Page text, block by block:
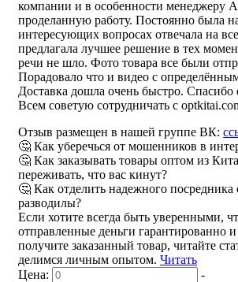
компании и в особенности менеджеру
проделанную работу. Постоянно была
интересующих вопросах отвечала на
предлагала лучшее решение в тех
речи не шло. Фото товара все были
Порадовало что и видео с
Доставка дошла очень быстро. Спасибо
Всем советую сотрудничать с
Отзыв размещен в нашей группе ВК:
🤔 Как уберечься от мошенников в
🤔 Как заказывать товары оптом из
переживать, что вас кинут?
🤔 Как отделить надежного
разводилы?
Если хотите всегда быть уверенными,
отправленные деньги гарантированно
получите заказанный товар, читайте
делимся личным опытом. Читать
Цена: -